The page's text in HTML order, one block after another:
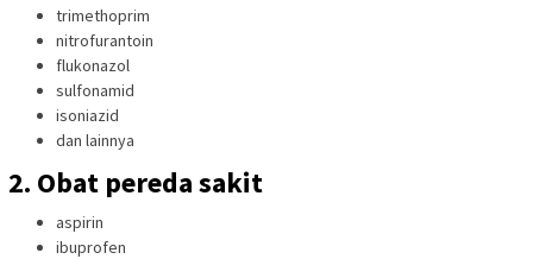
trimethoprim
nitrofurantoin
flukonazol
sulfonamid
isoniazid
dan lainnya
2. Obat pereda sakit
aspirin
ibuprofen